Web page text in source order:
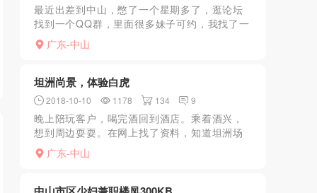
最近出差到中山，憋了一个星期多了，逛论坛
找到一个QQ群，里面很多妹子可约，我找了一
个距离较近的，QQ联系后，坐等妹子上门。半
小时后有人敲门，打开一看，妹子挺高挑的，
广东-中山
坦洲尚景，体验白虎
2018-10-10 1178 134 9
晚上陪玩客户，喝完酒回到酒店。乘着酒兴，
想到周边耍耍。在网上找了资料，知道坦洲场
子不少，原打算去坦洲伯爵。叫了出租车，让
司机先去伯爵。一路问司机最近有什么红场，
广东-中山